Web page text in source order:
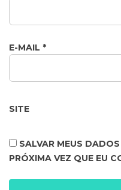
E-MAIL *
SITE
SALVAR MEUS
PRÓXIMA VEZ QUE EU